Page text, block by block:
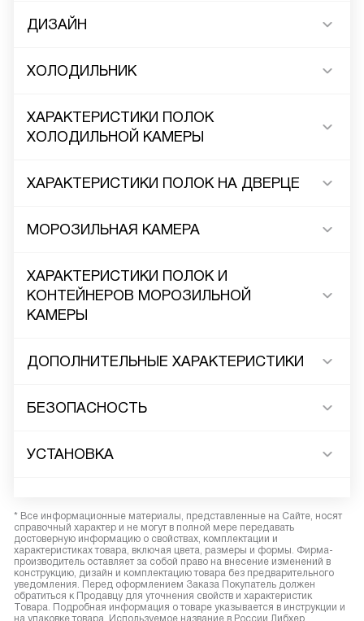
ДИЗАЙН
ХОЛОДИЛЬНИК
ХАРАКТЕРИСТИКИ ПОЛОК
ХОЛОДИЛЬНОЙ КАМЕРЫ
ХАРАКТЕРИСТИКИ ПОЛОК НА ДВЕРЦЕ
МОРОЗИЛЬНАЯ КАМЕРА
ХАРАКТЕРИСТИКИ ПОЛОК И
КОНТЕЙНЕРОВ МОРОЗИЛЬНОЙ
КАМЕРЫ
ДОПОЛНИТЕЛЬНЫЕ ХАРАКТЕРИСТИКИ
БЕЗОПАСНОСТЬ
УСТАНОВКА
* Все информационные материалы, представленные на Сайте, носят
справочный характер и не могут в полной мере передавать
достоверную информацию о свойствах, комплектации и
характеристиках товара, включая цвета, размеры и формы. Фирма-
производитель оставляет за собой право на внесение изменений в
конструкцию, дизайн и комплектацию товара без предварительного
уведомления. Перед оформлением Заказа Покупатель должен
обратиться к Продавцу для уточнения свойств и характеристик
Товара. Подробная информация о товаре указывается в инструкции и